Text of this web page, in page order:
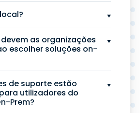
as organizações
escolher soluções on-
de suporte estão
utilizadores do
Prem?